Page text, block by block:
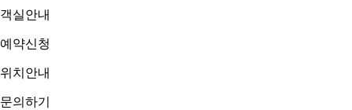
객실안내
예약신청
위치안내
문의하기